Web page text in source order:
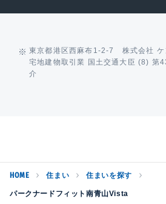
東京都港区西麻布1-2-7 株式会社
宅地建物取引業 国土交通大臣 (8)
介
HOME 住まい 住まいを探す
パークナードフィット南青山Vista